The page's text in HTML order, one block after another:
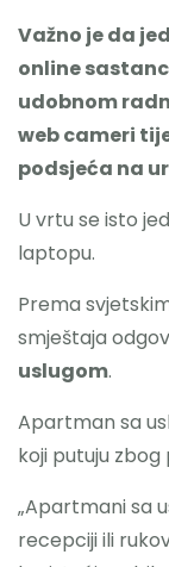
Važno je da
online
udobnom
web cameri
podsjeća na
U vrtu se isto
laptopu.
Prema
smještaja
uslugom.
Apartman sa
koji putuju zbog
„Apartmani sa
recepciji ili